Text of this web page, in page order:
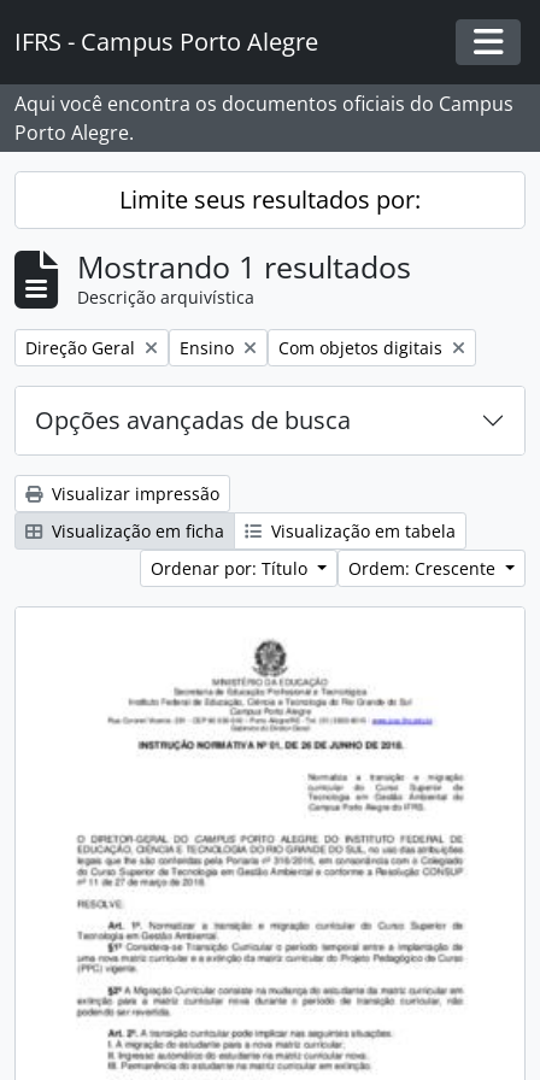
IFRS - Campus Porto Alegre
Aqui você encontra os documentos oficiais do Campus
Porto Alegre.
Limite seus resultados por:
Mostrando 1 resultados
Descrição arquivística
Remover filtro:
Direção Geral Remover filtro:
Ensino Remover filtro:
Com objetos digitais
Opções avançadas de busca
Visualizar impressão
Visualização em ficha
Visualização em tabela
Ordenar por: Título
Ordem: Crescente